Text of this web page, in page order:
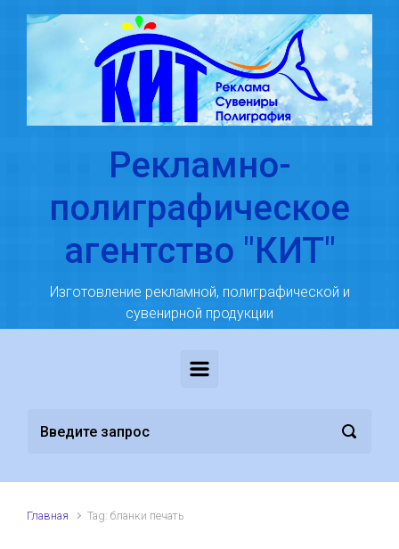
Skip to main content
Рекламно-
полиграфическое
агентство "КИТ"
Изготовление рекламной, полиграфической и
сувенирной продукции
Главная Tag: бланки печать